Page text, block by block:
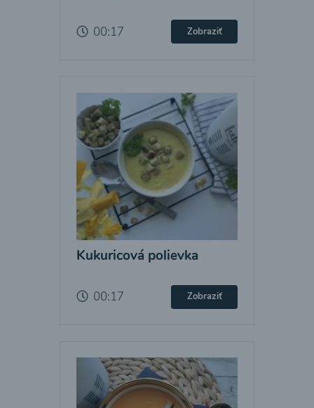
00:17 Zobraziť
Kukuricová polievka
00:17 Zobraziť